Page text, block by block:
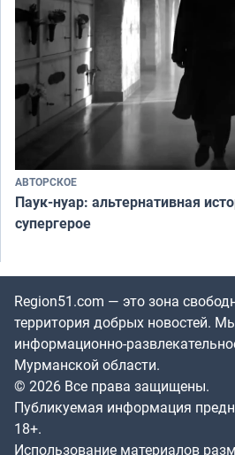
АВТОРСКОЕ
Паук-нуар: альтернативная
супергерое
Region51.com — это зона
территория добрых новостей.
информационно-
Мурманской области.
© 2026 Все права защищены.
Публикуемая информация
18+.
Использование материалов